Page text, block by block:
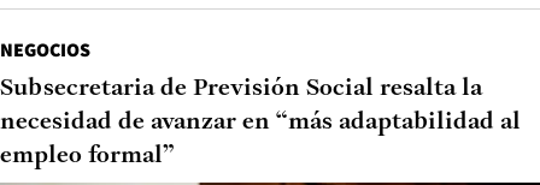
NEGOCIOS
Subsecretaria de Previsión Social resalta la
necesidad de avanzar en “más adaptabilidad al
empleo formal”